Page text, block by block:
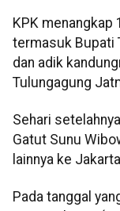
KPK menangkap
termasuk Bupati
dan adik
Tulungagung
Sehari
Gatut Sunu
lainnya ke
Pada tanggal